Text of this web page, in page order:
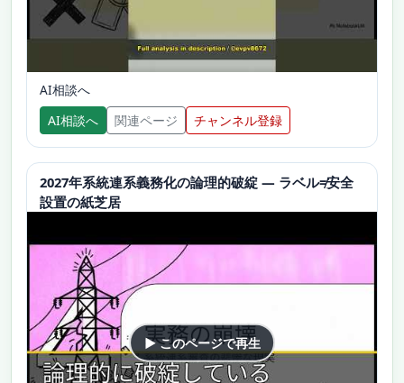
AI相談へ
AI相談へ
関連ページ チャンネル登録
2027年系統連系義務化の論理的破綻 — ラベル≠安全
設置の紙芝居
▶ このページで再生